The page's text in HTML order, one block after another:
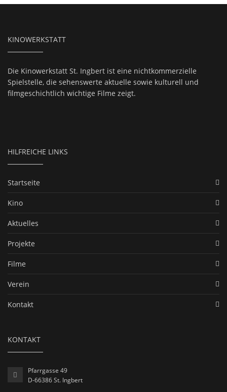
KINOWERKSTATT
Die Kinowerkstatt St. Ingbert ist eine nichtkommerzielle
Spielstelle, die sehenswerte aktuelle sowie kulturell und
filmgeschichtlich wichtige Filme zeigt.
HILFREICHE LINKS
Startseite
Kino
Aktuelles
Projekte
Filme
Verein
Kontakt
KONTAKT
Pfarrgasse 49
D-66386 St. Ingbert